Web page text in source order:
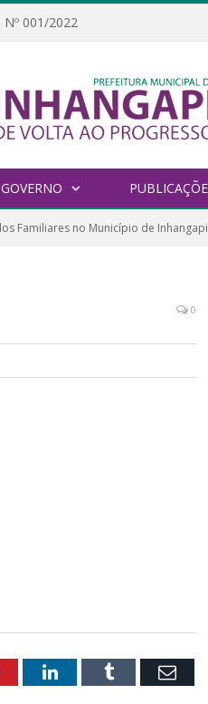
Nº 001/2022
Familiares no Município de Inhangapi
0
LinkedInTumblr